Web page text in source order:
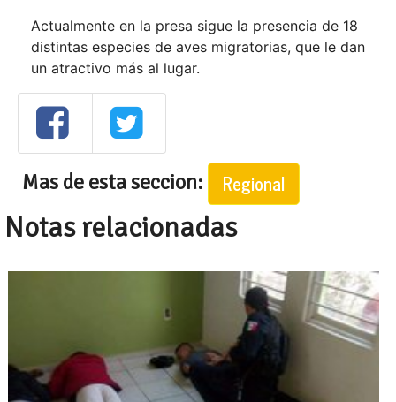
Actualmente en la presa sigue la presencia de 18
distintas especies de aves migratorias, que le dan
un atractivo más al lugar.
Mas de esta seccion: Regional
Notas relacionadas